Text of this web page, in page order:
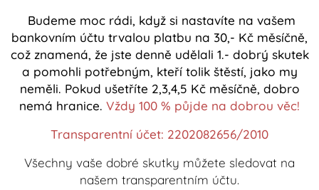
Budeme moc rádi, když si nastavíte na vašem
bankovním účtu trvalou platbu na 30,- Kč měsíčně,
což znamená, že jste denně udělali 1.- dobrý skutek
a pomohli potřebným, kteří tolik štěstí, jako my
neměli. Pokud ušetříte 2,3,4,5 Kč měsíčně, dobro
nemá hranice. Vždy 100 % půjde na dobrou věc!
Transparentní účet: 2202082656/2010
Všechny vaše dobré skutky můžete sledovat na
našem transparentním účtu.